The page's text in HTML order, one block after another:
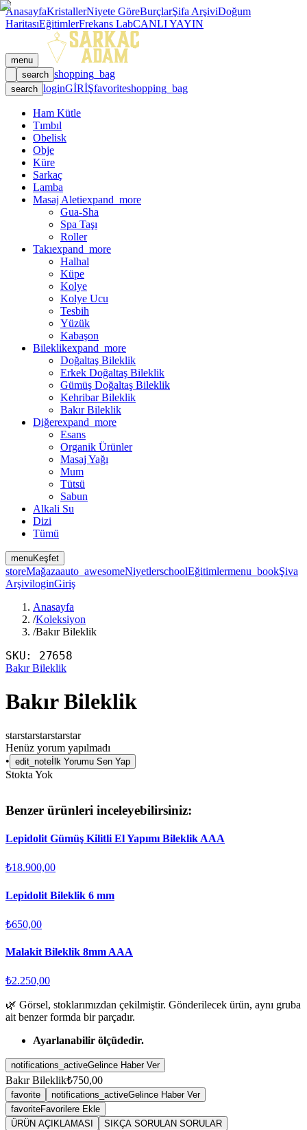
AnasayfaKristallerNiyete GöreBurçlarŞifa ArşiviDoğum
HaritasıEğitimlerFrekans LabCANLI YAYIN
menu
search shopping_bag
search loginGİRİŞfavoriteshopping_bag
Ham Kütle
Tımbıl
Obelisk
Obje
Küre
Sarkaç
Lamba
Masaj Aletiexpand_more
Gua-Sha
Spa Taşı
Roller
Takıexpand_more
Halhal
Küpe
Kolye
Kolye Ucu
Tesbih
Yüzük
Kabaşon
Bileklikexpand_more
Doğaltaş Bileklik
Erkek Doğaltaş Bileklik
Gümüş Doğaltaş Bileklik
Kehribar Bileklik
Bakır Bileklik
Diğerexpand_more
Esans
Organik Ürünler
Masaj Yağı
Mum
Tütsü
Sabun
Alkali Su
Dizi
Tümü
menuKeşfet
storeMağazaauto_awesomeNiyetlerschoolEğitimlermenu_bookŞiva
ArşiviloginGiriş
Anasayfa
/Koleksiyon
/Bakır Bileklik
SKU: 27658
Bakır Bileklik
Bakır Bileklik
starstarstarstarstar
Henüz yorum yapılmadı
• edit_note İlk Yorumu Sen Yap
Stokta Yok
Benzer ürünleri inceleyebilirsiniz:
Lepidolit Gümüş Kilitli El Yapımı Bileklik AAA
₺18.900,00
Lepidolit Bileklik 6 mm
₺650,00
Malakit Bileklik 8mm AAA
₺2.250,00
🌿 Görsel, stoklarımızdan çekilmiştir. Gönderilecek ürün, aynı gruba
ait benzer formda bir parçadır.
Ayarlanabilir ölçüdedir.
notifications_activeGelince Haber Ver
Bakır Bileklik₺750,00
favorite notifications_activeGelince Haber Ver
favoriteFavorilere Ekle
ÜRÜN AÇIKLAMASI
SIKÇA SORULAN SORULAR